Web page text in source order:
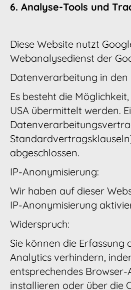
6. Analyse-Tools und
Diese Website nutzt
Webanalysedienst der
Datenverarbeitung in den
Es besteht die
USA übermittelt werden.
abgeschlossen.
IP-Anonymisierung:
Wir haben auf dieser
IP-Anonymisierung
Widerspruch:
Sie können die Erfassung
Analytics verhindern,
entsprechendes Browser-
installieren oder über die